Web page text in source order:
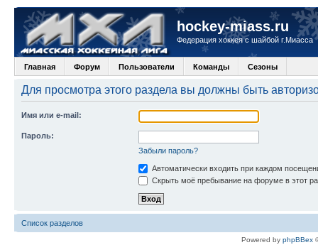
hockey-miass.ru
Федерация хоккея с шайбой г.Миасса
Главная Форум Пользователи Команды Сезоны
Для просмотра этого раздела вы должны быть
Имя или e-mail:
Пароль:
Забыли пароль?
Автоматически входить при каждом
Скрыть моё пребывание на форуме в этот
Список разделов
Powered by phpBBex